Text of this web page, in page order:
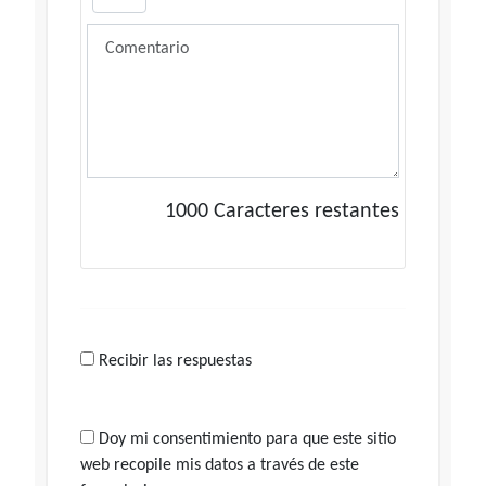
1000 Caracteres restantes
Recibir las respuestas
Doy mi consentimiento para que este sitio
web recopile mis datos a través de este